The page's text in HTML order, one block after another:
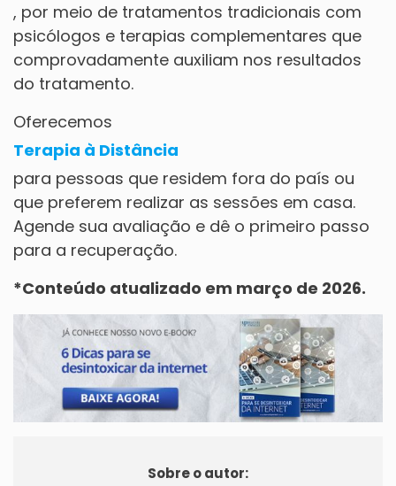
, por meio de tratamentos tradicionais com
psicólogos e terapias complementares que
comprovadamente auxiliam nos resultados
do tratamento.
Oferecemos
Terapia à Distância
para pessoas que residem fora do país ou
que preferem realizar as sessões em casa.
Agende sua avaliação e dê o primeiro passo
para a recuperação.
*Conteúdo atualizado em março de 2026.
Sobre o autor: